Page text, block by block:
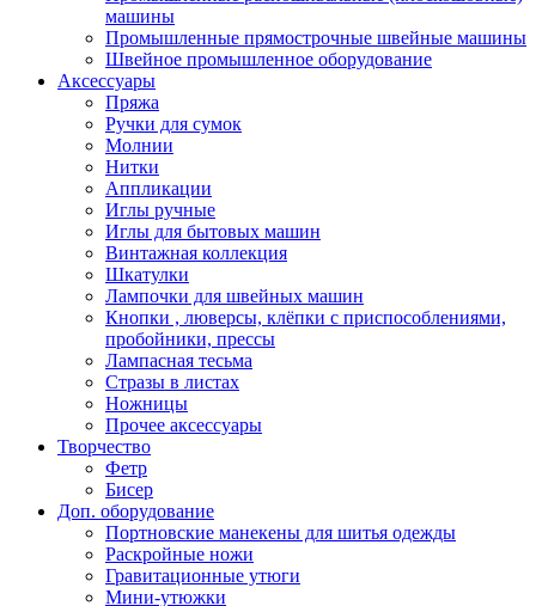
машины
Промышленные прямострочные швейные машины
Швейное промышленное оборудование
Аксессуары
Пряжа
Ручки для сумок
Молнии
Нитки
Аппликации
Иглы ручные
Иглы для бытовых машин
Винтажная коллекция
Шкатулки
Лампочки для швейных машин
Кнопки , люверсы, клёпки с приспособлениями,
пробойники, прессы
Лампасная тесьма
Стразы в листах
Ножницы
Прочее аксессуары
Творчество
Фетр
Бисер
Доп. оборудование
Портновские манекены для шитья одежды
Раскройные ножи
Гравитационные утюги
Мини-утюжки